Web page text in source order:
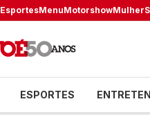
EsportesMenuMotorshowMulher
ESPORTES